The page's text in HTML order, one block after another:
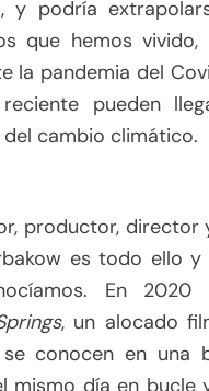
y podría
que hemos
la pandemia del
pueden
cambio climático.
productor, director
es todo ello y
En 2020
, un alocado
conocen en una
mismo día en bucle